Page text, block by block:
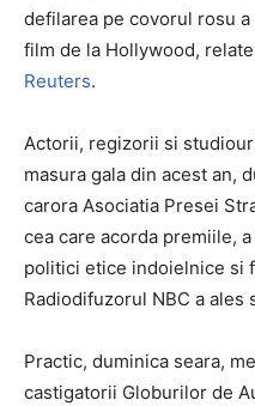
defilarea pe covorul rosu
film de la Hollywood,
Reuters.
Actorii, regizorii si
masura gala din acest an,
carora Asociatia Presei
cea care acorda premiile,
politici etice indoielnice si
Radiodifuzorul NBC a ales
Practic, duminica seara,
castigatorii Globurilor de